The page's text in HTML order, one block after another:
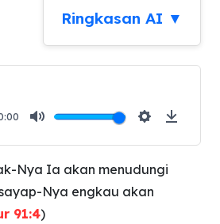
Ringkasan AI ▼
Nya Ia akan menudungi
Nya engkau akan
91:4)